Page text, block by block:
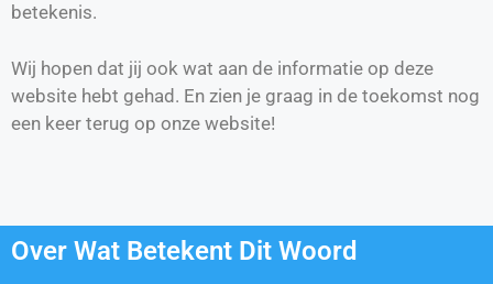
betekenis.
Wij hopen dat jij ook wat aan de informatie op deze
website hebt gehad. En zien je graag in de toekomst nog
een keer terug op onze website!
Over Wat Betekent Dit Woord